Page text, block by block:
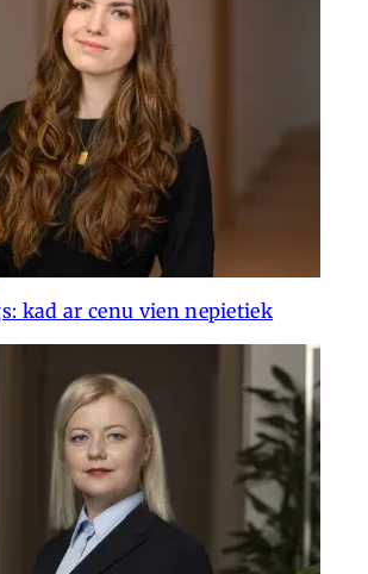
kad ar cenu vien nepietiek